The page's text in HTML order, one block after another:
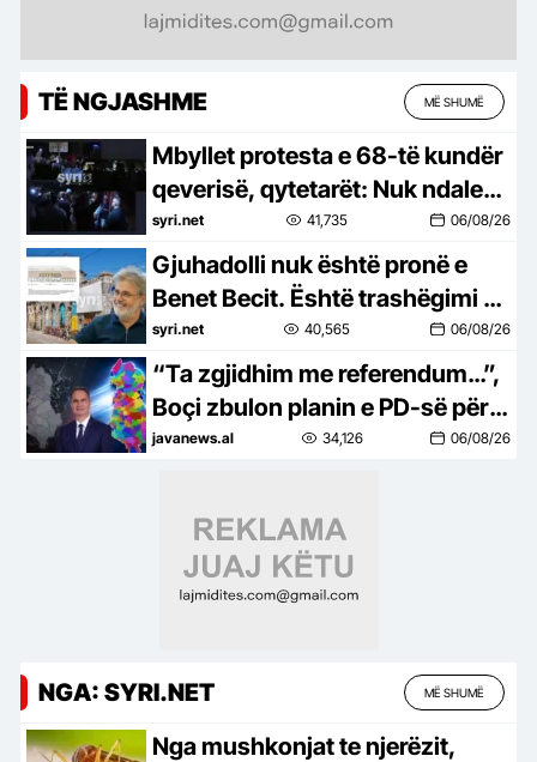
TË NGJASHME MË SHUMË
Mbyllet protesta e 68-të kundër
qeverisë, qytetarët: Nuk ndalemi
deri në largimin e Ramës
syri.net 41,735 06/08/26
Gjuhadolli nuk është pronë e
Benet Becit. Është trashëgimi e
Shkodrës
syri.net 40,565 06/08/26
“Ta zgjidhim me referendum…”,
Boçi zbulon planin e PD-së për
të penguar uljen e numrit të
javanews.al 34,126 06/08/26
NGA: SYRI.NET MË SHUMË
Nga mushkonjat te njerëzit,